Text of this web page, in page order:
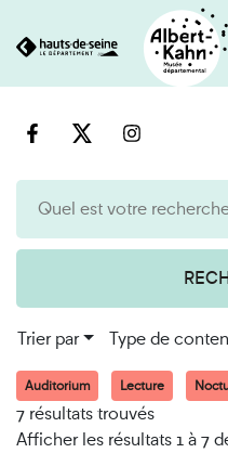
au
Trier par Type de
Auditorium Lecture
7 résultats trouvés
Afficher les résultats 1 à 7
Cookies et traceurs utilisés